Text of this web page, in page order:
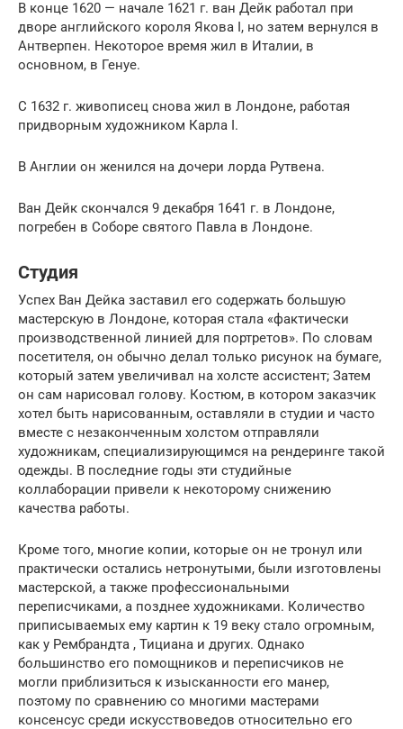
В конце 1620 — начале 1621 г. ван Дейк работал при
дворе английского короля Якова I, но затем вернулся в
Антверпен. Некоторое время жил в Италии, в
основном, в Генуе.
С 1632 г. живописец снова жил в Лондоне, работая
придворным художником Карла I.
В Англии он женился на дочери лорда Рутвена.
Ван Дейк скончался 9 декабря 1641 г. в Лондоне,
погребен в Соборе святого Павла в Лондоне.
Студия
Успех Ван Дейка заставил его содержать большую
мастерскую в Лондоне, которая стала «фактически
производственной линией для портретов». По словам
посетителя, он обычно делал только рисунок на бумаге,
который затем увеличивал на холсте ассистент; Затем
он сам нарисовал голову. Костюм, в котором заказчик
хотел быть нарисованным, оставляли в студии и часто
вместе с незаконченным холстом отправляли
художникам, специализирующимся на рендеринге такой
одежды. В последние годы эти студийные
коллаборации привели к некоторому снижению
качества работы.
Кроме того, многие копии, которые он не тронул или
практически остались нетронутыми, были изготовлены
мастерской, а также профессиональными
переписчиками, а позднее художниками. Количество
приписываемых ему картин к 19 веку стало огромным,
как у Рембрандта , Тициана и других. Однако
большинство его помощников и переписчиков не
могли приблизиться к изысканности его манер,
поэтому по сравнению со многими мастерами
консенсус среди искусствоведов относительно его